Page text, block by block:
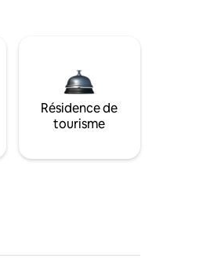
Résidence de
tourisme